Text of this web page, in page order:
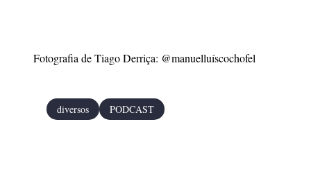
Fotografia de Tiago Derriça: @manuelluíscochofel
diversos PODCAST